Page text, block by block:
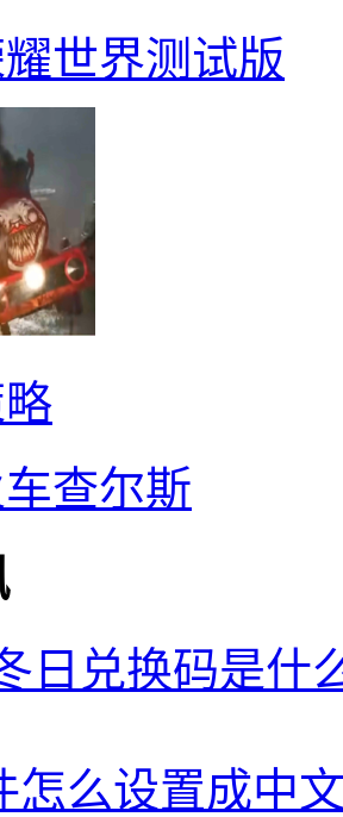
世界测试版
查尔斯
日兑换码是什
怎么设置成中